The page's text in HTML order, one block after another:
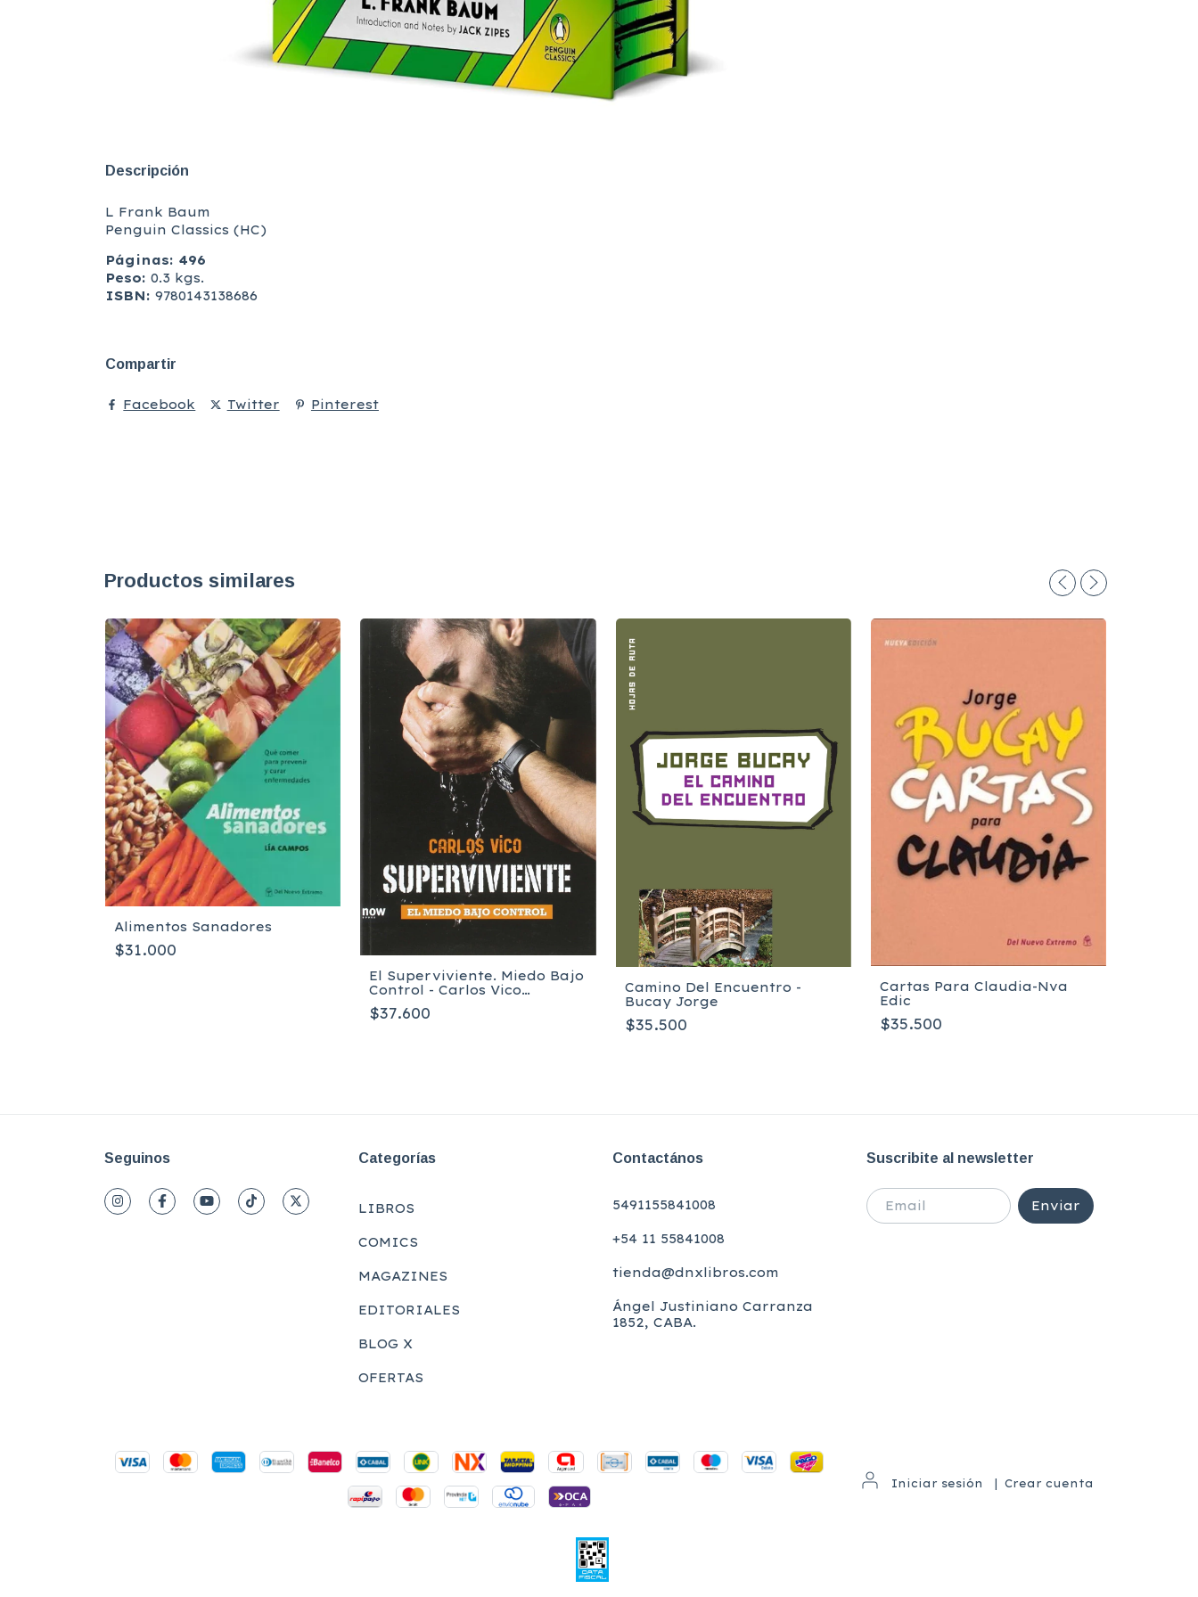
Descripción
L Frank Baum
Penguin Classics (HC)
Páginas: 496
Peso: 0.3 kgs.
ISBN: 9780143138686
Compartir
Facebook Twitter Pinterest
Productos similares
Alimentos Sanadores
$31.000
El Superviviente. Miedo Bajo
Control - Carlos Vico
Gimenez
$37.600
Camino Del Encuentro -
Bucay Jorge
$35.500
Cartas Para Claudia-Nva
Edic
$35.500
Seguinos Categorías
LIBROS
COMICS
MAGAZINES
EDITORIALES
BLOG X
OFERTAS
Contactános
5491155841008
+54 11 55841008
tienda@dnxlibros.com
Ángel Justiniano Carranza
1852, CABA.
Suscribite al newsletter
Iniciar sesión | Crear cuenta